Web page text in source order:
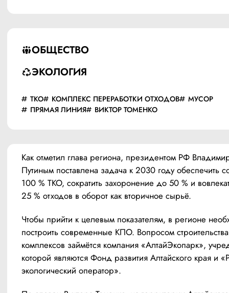
ОБЩЕСТВО
ЭКОЛОГИЯ
ТКО КОМПЛЕКС ПЕРЕРАБОТКИ ОТХОДОВ
МУСОР
ПРЯМАЯ ЛИНИЯ
ВИКТОР ТОМЕНКО
Как отметил глава региона, президентом РФ
Путиным поставлена задача к 2030 году обеспечить
100 % ТКО, сократить захоронение до 50 % и
25 % отходов в оборот как вторичное сырьё.
Чтобы прийти к целевым показателям, в регионе
построить современные КПО. Вопросом строительства
комплексов займётся компания «АлтайЭкопарк»,
которой являются Фонд развития Алтайского края и
экологический оператор».